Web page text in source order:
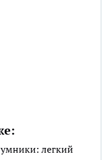
легкий